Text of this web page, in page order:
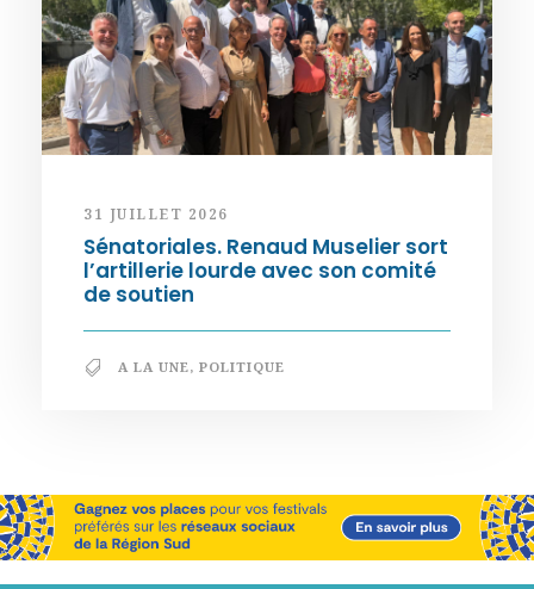
31 JUILLET 2026
Sénatoriales. Renaud Muselier sort
l’artillerie lourde avec son comité
de soutien
A LA UNE, POLITIQUE